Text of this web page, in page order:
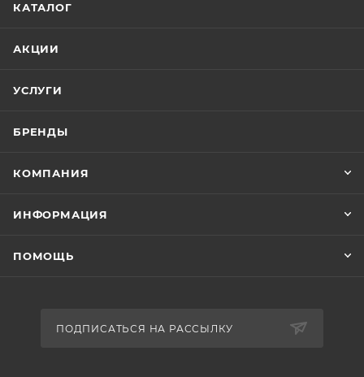
КАТАЛОГ
АКЦИИ
УСЛУГИ
БРЕНДЫ
КОМПАНИЯ
ИНФОРМАЦИЯ
ПОМОЩЬ
ПОДПИСАТЬСЯ НА РАССЫЛКУ